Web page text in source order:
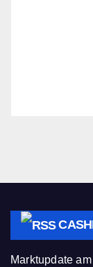
Marktupdate